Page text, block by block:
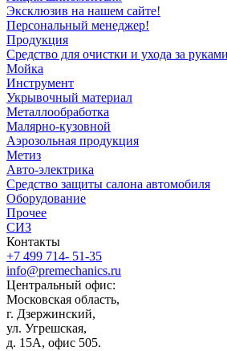
Эксклюзив на нашем сайте!
Персональный менеджер!
Продукция
Средство для очистки и ухода за руками
Мойка
Инструмент
Укрывочный материал
Металлообработка
Малярно-кузовной
Аэрозольная продукция
Метиз
Авто-электрика
Средство защиты салона автомобиля
Оборудование
Прочее
СИЗ
Контакты
+7 499 714- 51-35
info@premechanics.ru
Центральный офис:
Московская область,
г. Дзержинский,
ул. Угрешская,
д. 15А, офис 505.